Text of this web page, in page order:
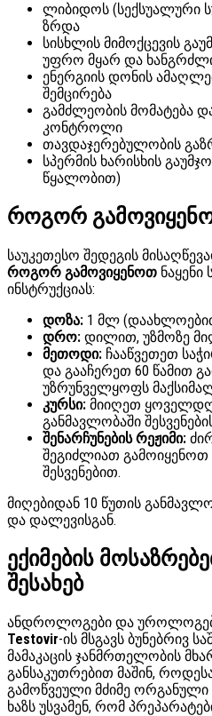
ლიბიდოს (სექსუალური
ზრდა
სისხლის მიმოქცევის
უფრო მყარ და
ენერგიის დონის
შემცირება
გამძლეობის მომატება
კონტროლი
თავდაჯერებულობის
სპერმის ხარისხის
წყალობით)
როგორ
საუკეთესო შედეგის
როგორ გამოვიყენოთ ნაყენი
ინსტრუქციას:
დოზა: 1 მლ
დრო: დილით, უზმოზე
მეთოდი: ჩააწვეთეთ
და გააჩერეთ 60 წამით
უზრუნველყოფს
კურსი: მიიღეთ
განმავლობაში
შენარჩუნების რეჟიმი:
შეგიძლიათ
შესვენებით.
მიღებიდან 10 წუთის
და დალევისგან.
ექიმების
შესახებ
ანდროლოგები და
Testovir-ის მსგავს ბუნებრივ
მამაკაცის ჯანმრთელობის
განსაკუთრებით მაშინ,
გამოწვეული მძიმე
ხაზს უსვამენ, რომ